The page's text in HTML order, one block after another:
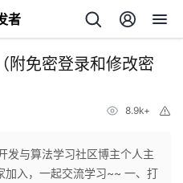
者
附免密登录和修改密
8.9k+
发与算法学习社区博主个人主
加入，一起交流学习~~ 一、打